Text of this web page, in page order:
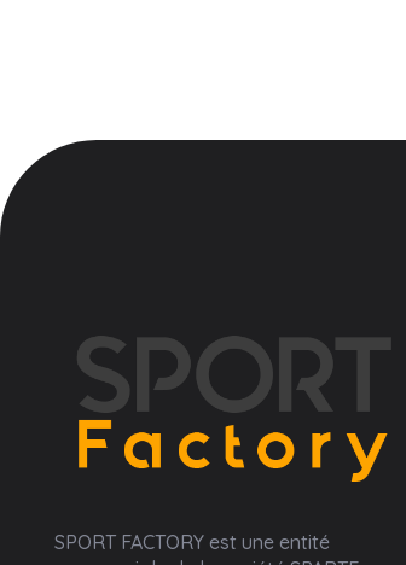
SPORT FACTORY est une entité